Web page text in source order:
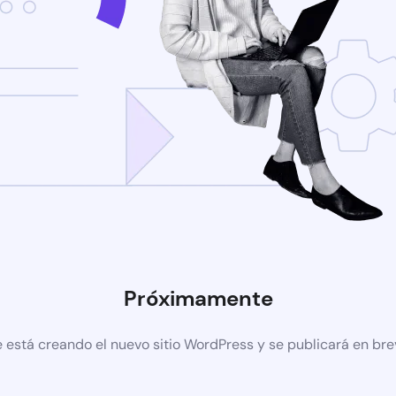
Próximamente
está creando el nuevo sitio WordPress y se publicará en